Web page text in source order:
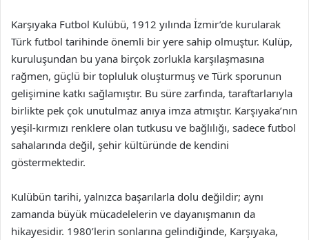
Karşıyaka Futbol Kulübü, 1912 yılında İzmir’de kurularak
Türk futbol tarihinde önemli bir yere sahip olmuştur. Kulüp,
kuruluşundan bu yana birçok zorlukla karşılaşmasına
rağmen, güçlü bir topluluk oluşturmuş ve Türk sporunun
gelişimine katkı sağlamıştır. Bu süre zarfında, taraftarlarıyla
birlikte pek çok unutulmaz anıya imza atmıştır. Karşıyaka’nın
yeşil-kırmızı renklere olan tutkusu ve bağlılığı, sadece futbol
sahalarında değil, şehir kültüründe de kendini
göstermektedir.
Kulübün tarihi, yalnızca başarılarla dolu değildir; aynı
zamanda büyük mücadelelerin ve dayanışmanın da
hikayesidir. 1980’lerin sonlarına gelindiğinde, Karşıyaka,